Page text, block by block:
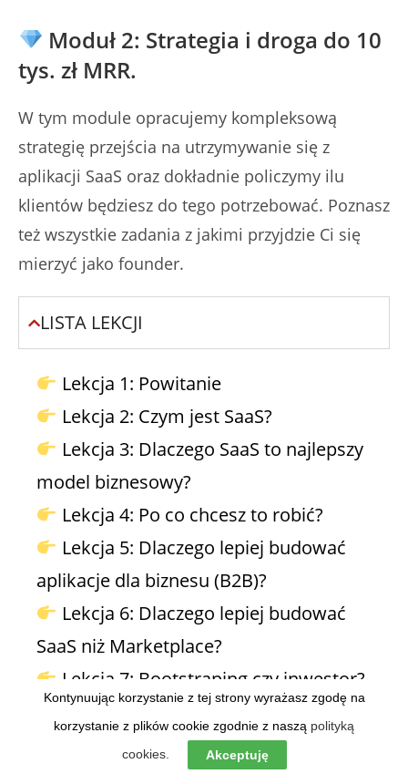
Moduł 2: Strategia i droga do 10
tys. zł MRR.
W tym module opracujemy kompleksową
strategię przejścia na utrzymywanie się z
aplikacji SaaS oraz dokładnie policzymy ilu
klientów będziesz do tego potrzebować. Poznasz
też wszystkie zadania z jakimi przyjdzie Ci się
mierzyć jako founder.
LISTA LEKCJI
Lekcja 1: Powitanie
Lekcja 2: Czym jest SaaS?
Lekcja 3: Dlaczego SaaS to najlepszy
model biznesowy?
Lekcja 4: Po co chcesz to robić?
Lekcja 5: Dlaczego lepiej budować
aplikacje dla biznesu (B2B)?
Lekcja 6: Dlaczego lepiej budować
SaaS niż Marketplace?
Lekcja 7: Bootstraping czy inwestor?
Lekcja 8: Jak się utrzymać jako
bootstrapper?
Kontynuując korzystanie z tej strony wyrażasz zgodę na
korzystanie z plików cookie zgodnie z naszą polityką
cookies.
Akceptuję